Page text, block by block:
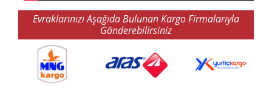
Evraklarınızı Aşağıda Bulunan Kargo Firmalarıyla
Gönderebilirsiniz